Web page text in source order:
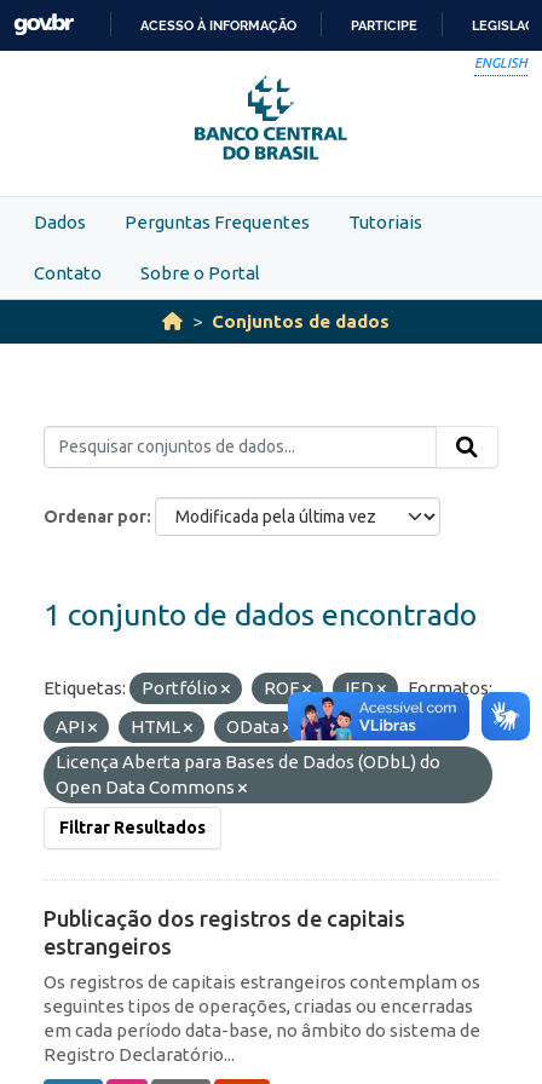
Skip to main content
PARA
O
CONTEÚDO
ACESSO À INFORMAÇÃO PARTICIPE
ENGLISH
Dados Perguntas Frequentes Tutoriais
Contato Sobre o Portal
Conjuntos de dados
Ordenar por
1 conjunto de dados encontrado
Etiquetas: Portfólio ROF IED
Formatos:
API
HTML OData
Licenças:
Licença Aberta para Bases de Dados (ODbL) do
Open Data Commons
Filtrar Resultados
Publicação dos registros de capitais
estrangeiros
Os registros de capitais estrangeiros contemplam os
seguintes tipos de operações, criadas ou encerradas
em cada período data-base, no âmbito do sistema de
Registro Declaratório...